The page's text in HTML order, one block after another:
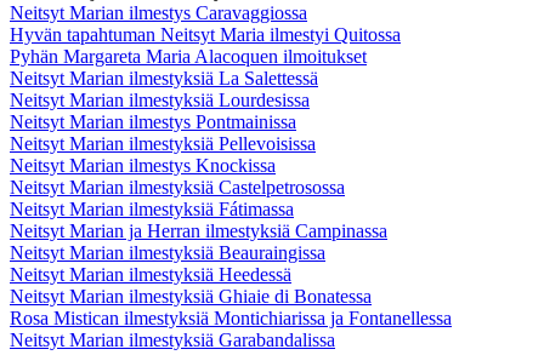
Neitsyt Marian ilmestys Caravaggiossa
Hyvän tapahtuman Neitsyt Maria ilmestyi Quitossa
Pyhän Margareta Maria Alacoquen ilmoitukset
Neitsyt Marian ilmestyksiä La Salettessä
Neitsyt Marian ilmestyksiä Lourdesissa
Neitsyt Marian ilmestys Pontmainissa
Neitsyt Marian ilmestyksiä Pellevoisissa
Neitsyt Marian ilmestys Knockissa
Neitsyt Marian ilmestyksiä Castelpetrosossa
Neitsyt Marian ilmestyksiä Fátimassa
Neitsyt Marian ja Herran ilmestyksiä Campinassa
Neitsyt Marian ilmestyksiä Beauraingissa
Neitsyt Marian ilmestyksiä Heedessä
Neitsyt Marian ilmestyksiä Ghiaie di Bonatessa
Rosa Mistican ilmestyksiä Montichiarissa ja Fontanellessa
Neitsyt Marian ilmestyksiä Garabandalissa